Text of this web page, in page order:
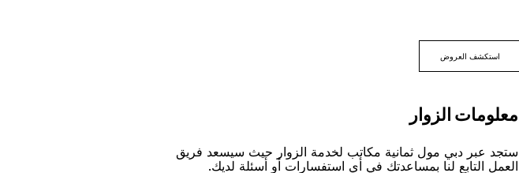
اﺳﺘﻜﺸﻒ اﻟﻌﺮﻭﺽ
ﻣﻌﻠﻮﻣﺎﺕ اﻟﺰﻭاﺭ
ﺳﺘﺠﺪ ﻋﺒﺮ ﺩﺑﻲ ﻣﻮﻝ ﺛﻤﺎﻧﻴﺔ ﻣﻜﺎﺗﺐ ﻟﺨﺪﻣﺔ اﻟﺰﻭاﺭ ﺣﻴﺚ ﺳﻴﺴﻌﺪ ﻓﺮﻳﻖ
اﻟﻌﻤﻞ اﻟﺘﺎﺑﻊ ﻟﻨﺎ ﺑﻤﺴﺎﻋﺪﺗﻚ ﻓﻲ ﺃﻱ اﺳﺘﻔﺴﺎﺭاﺕ ﺃﻭ ﺃﺳﺌﻠﺔ ﻟﺪﻳﻚ.